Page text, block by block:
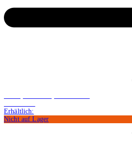
Erhältlich:
Nicht auf Lager